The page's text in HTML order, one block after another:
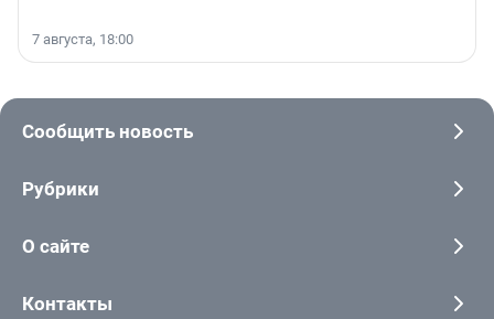
7 августа, 18:00
Сообщить новость
Рубрики
О сайте
Контакты